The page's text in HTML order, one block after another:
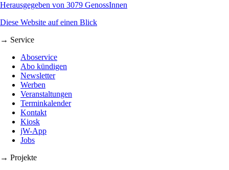
Herausgegeben von 3079 GenossInnen
Diese Website auf einen Blick
→ Service
Aboservice
Abo kündigen
Newsletter
Werben
Veranstaltungen
Terminkalender
Kontakt
Kiosk
jW-App
Jobs
→ Projekte